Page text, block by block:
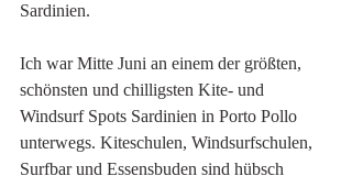
Sardinien.
Ich war Mitte Juni an einem der größten,
schönsten und chilligsten Kite- und
Windsurf Spots Sardinien in Porto Pollo
unterwegs. Kiteschulen, Windsurfschulen,
Surfbar und Essensbuden sind hübsch